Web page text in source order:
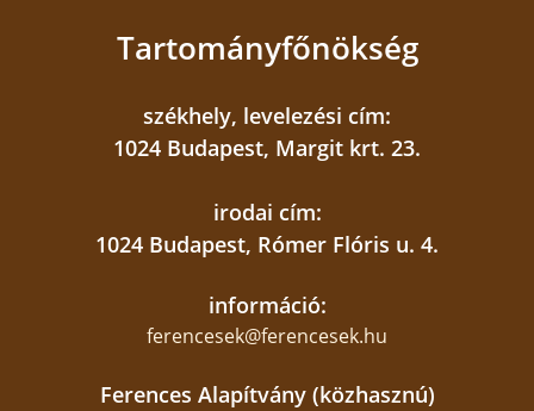
Tartományfőnökség
székhely, levelezési cím:
1024 Budapest, Margit krt. 23.
irodai cím:
1024 Budapest, Rómer Flóris u. 4.
információ:
ferencesek@ferencesek.hu
Ferences Alapítvány (közhasznú)